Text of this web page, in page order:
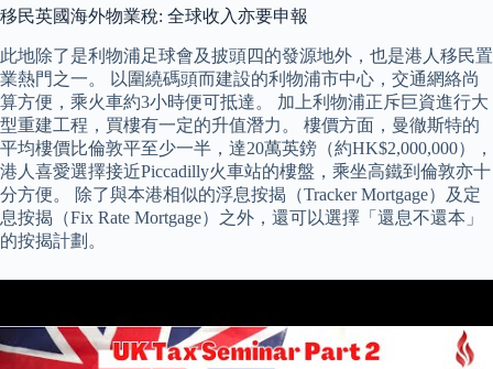
移民英國海外物業稅: 全球收入亦要申報
此地除了是利物浦足球會及披頭四的發源地外，也是港人移民置
業熱門之一。 以圍繞碼頭而建設的利物浦市中心，交通網絡尚
算方便，乘火車約3小時便可抵達。 加上利物浦正斥巨資進行大
型重建工程，買樓有一定的升值潛力。 樓價方面，曼徹斯特的
平均樓價比倫敦平至少一半，達20萬英鎊（約HK$2,000,000），
港人喜愛選擇接近Piccadilly火車站的樓盤，乘坐高鐵到倫敦亦十
分方便。 除了與本港相似的浮息按揭（Tracker Mortgage）及定
息按揭（Fix Rate Mortgage）之外，還可以選擇「還息不還本」
的按揭計劃。